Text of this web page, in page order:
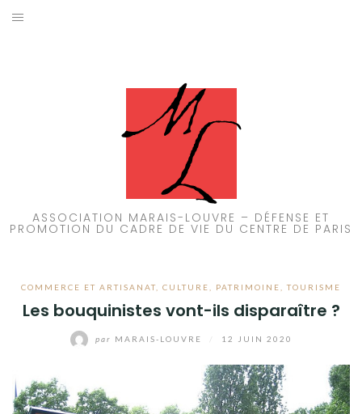
Aller
ASSOCIATION MARAIS-LOUVRE – DÉFENSE ET
PROMOTION DU CADRE DE VIE DU CENTRE DE PARIS
COMMERCE ET ARTISANAT CULTURE PATRIMOINE ,TOURISME
Les bouquinistes vont-ils disparaître ?
par MARAIS-LOUVRE 12 JUIN 2020